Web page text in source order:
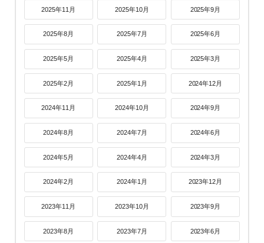
2025年11月 2025年10月 2025年9月
2025年8月 2025年7月 2025年6月
2025年5月 2025年4月 2025年3月
2025年2月 2025年1月 2024年12月
2024年11月 2024年10月 2024年9月
2024年8月 2024年7月 2024年6月
2024年5月 2024年4月 2024年3月
2024年2月 2024年1月 2023年12月
2023年11月 2023年10月 2023年9月
2023年8月 2023年7月 2023年6月